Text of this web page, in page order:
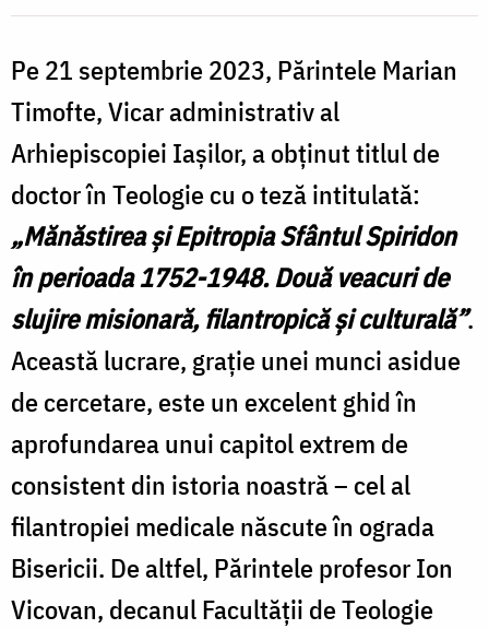
Pe 21 septembrie 2023, Părintele Marian
Timofte, Vicar administrativ al
Arhiepiscopiei Iașilor, a obținut titlul de
doctor în Teologie cu o teză intitulată:
„Mănăstirea și Epitropia Sfântul Spiridon
în perioada 1752-1948. Două veacuri de
slujire misionară, filantropică și culturală”.
Această lucrare, grație unei munci asidue
de cercetare, este un excelent ghid în
aprofundarea unui capitol extrem de
consistent din istoria noastră – cel al
filantropiei medicale născute în ograda
Bisericii. De altfel, Părintele profesor Ion
Vicovan, decanul Facultății de Teologie